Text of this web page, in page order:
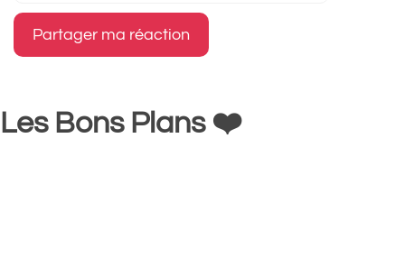
Les Bons Plans ❤️